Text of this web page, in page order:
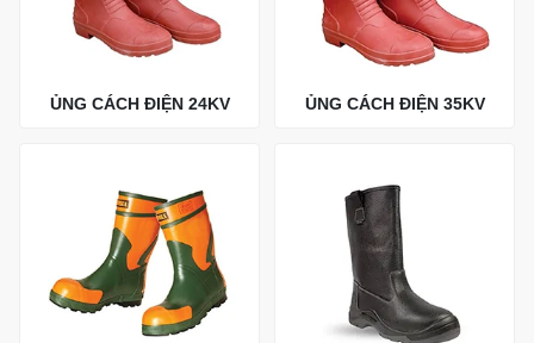
ỦNG CÁCH ĐIỆN 24KV ỦNG CÁCH ĐIỆN 35KV